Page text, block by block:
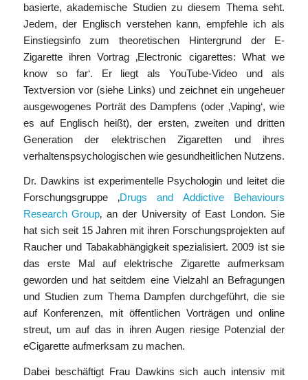
basierte, akademische Studien zu diesem Thema seht.
Jedem, der Englisch verstehen kann, empfehle ich als
Einstiegsinfo zum theoretischen Hintergrund der E-
Zigarette ihren Vortrag ‚Electronic cigarettes: What we
know so far‘. Er liegt als YouTube-Video und als
Textversion vor (siehe Links) und zeichnet ein ungeheuer
ausgewogenes Porträt des Dampfens (oder ‚Vaping‘, wie
es auf Englisch heißt), der ersten, zweiten und dritten
Generation der elektrischen Zigaretten und ihres
verhaltenspsychologischen wie gesundheitlichen Nutzens.
Dr. Dawkins ist experimentelle Psychologin und leitet die
Forschungsgruppe ‚Drugs and Addictive Behaviours
Research Group‚ an der University of East London. Sie
hat sich seit 15 Jahren mit ihren Forschungsprojekten auf
Raucher und Tabakabhängigkeit spezialisiert. 2009 ist sie
das erste Mal auf elektrische Zigarette aufmerksam
geworden und hat seitdem eine Vielzahl an Befragungen
und Studien zum Thema Dampfen durchgeführt, die sie
auf Konferenzen, mit öffentlichen Vorträgen und online
streut, um auf das in ihren Augen riesige Potenzial der
eCigarette aufmerksam zu machen.
Dabei beschäftigt Frau Dawkins sich auch intensiv mit